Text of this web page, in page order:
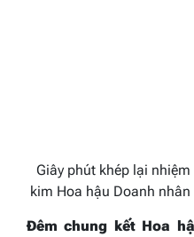
Giây phút khép lại
kim Hoa hậu Doanh
Đêm chung kết Hoa